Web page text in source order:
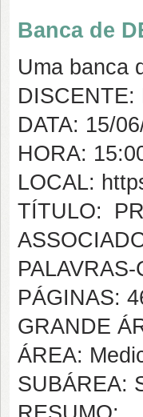
Banca de
Uma banca
DISCENTE:
DATA: 15/
HORA:
LOCAL:
TÍTULO:
PÁGINAS:
GRANDE
ÁREA:
SUBÁREA: